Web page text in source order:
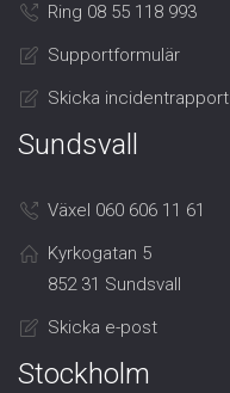
Ring 08 55 118 993
Supportformulär
Skicka incidentrapport
Sundsvall
Växel 060 606 11 61
Kyrkogatan 5
852 31 Sundsvall
Skicka e-post
Stockholm